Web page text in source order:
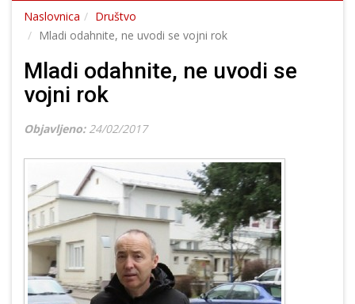
Naslovnica
Društvo
Mladi odahnite, ne uvodi se vojni rok
Mladi odahnite, ne uvodi se
vojni rok
Objavljeno: 24/02/2017